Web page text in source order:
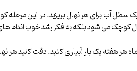
آب برای هر نهال بریزید. در این مرحله
ماه هر هفته یک بار آبیاری کنید. دقت کنید